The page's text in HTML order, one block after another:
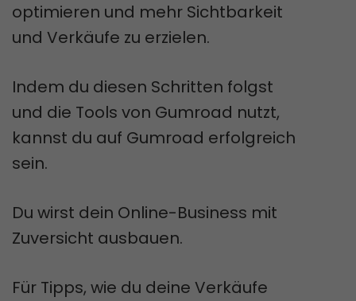
optimieren und mehr Sichtbarkeit
und Verkäufe zu erzielen.
Indem du diesen Schritten folgst
und die Tools von Gumroad nutzt,
kannst du auf Gumroad erfolgreich
sein.
Du wirst dein Online-Business mit
Zuversicht ausbauen.
Für Tipps, wie du deine Verkäufe